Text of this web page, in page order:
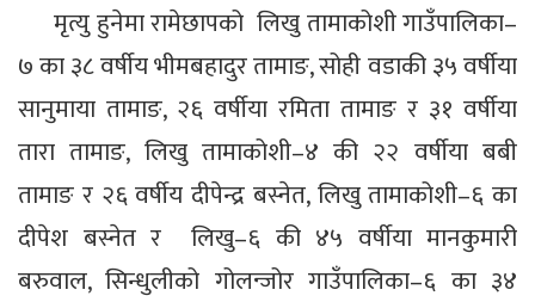
मृत्यु हुनेमा रामेछापको लिखु तामाकोशी गाउँपालिका–
७ का ३८ वर्षीय भीमबहादुर तामाङ, सोही वडाकी ३५ वर्षीया
सानुमाया तामाङ, २६ वर्षीया रमिता तामाङ र ३१ वर्षीया
तारा तामाङ, लिखु तामाकोशी–४ की २२ वर्षीया बबी
तामाङ र २६ वर्षीय दीपेन्द्र बस्नेत, लिखु तामाकोशी–६ का
दीपेश बस्नेत र लिखु–६ की ४५ वर्षीया मानकुमारी
बरुवाल, सिन्धुलीको गोलन्जोर गाउँपालिका–६ का ३४